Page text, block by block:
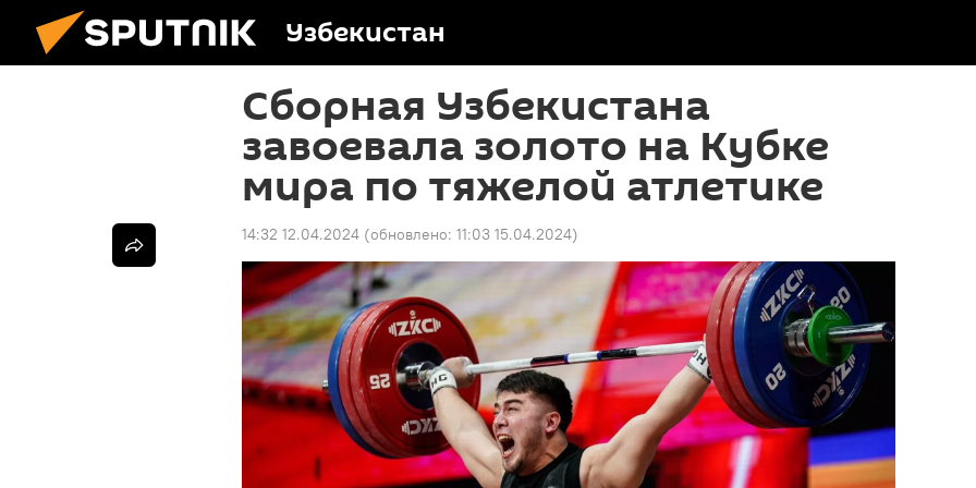
Узбекистан
Сборная Узбекистана
завоевала золото на Кубке
мира по тяжелой атлетике
14:32 12.04.2024 (обновлено: 11:03 15.04.2024)